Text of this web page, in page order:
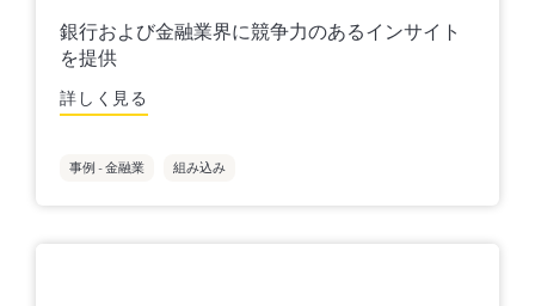
銀行および金融業界に競争力のあるインサイト
を提供
詳しく見る
事例 - 金融業 組み込み